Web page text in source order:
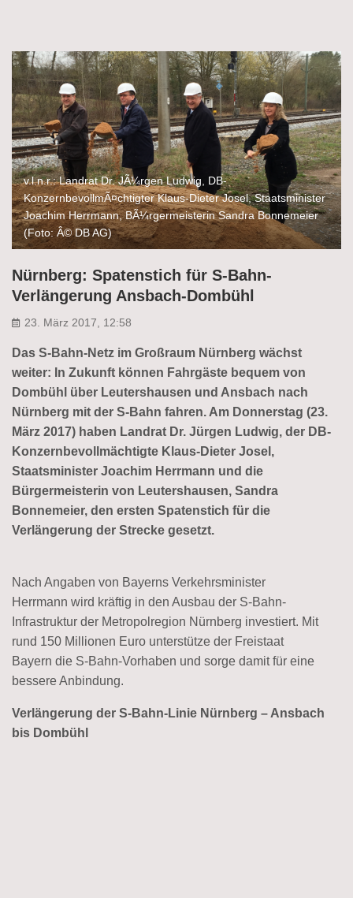
v.l.n.r.: Landrat Dr. JÃ¼rgen Ludwig, DB-
KonzernbevollmÃ¤chtigter Klaus-Dieter Josel, Staatsminister
Joachim Herrmann, BÃ¼rgermeisterin Sandra Bonnemeier
(Foto: Â© DB AG)
Nürnberg: Spatenstich für S-Bahn-
Verlängerung Ansbach-Dombühl
23. März 2017, 12:58
Das S-Bahn-Netz im Großraum Nürnberg wächst
weiter: In Zukunft können Fahrgäste bequem von
Dombühl über Leutershausen und Ansbach nach
Nürnberg mit der S-Bahn fahren. Am Donnerstag (23.
März 2017) haben Landrat Dr. Jürgen Ludwig, der DB-
Konzernbevollmächtigte Klaus-Dieter Josel,
Staatsminister Joachim Herrmann und die
Bürgermeisterin von Leutershausen, Sandra
Bonnemeier, den ersten Spatenstich für die
Verlängerung der Strecke gesetzt.
Nach Angaben von Bayerns Verkehrsminister
Herrmann wird kräftig in den Ausbau der S-Bahn-
Infrastruktur der Metropolregion Nürnberg investiert. Mit
rund 150 Millionen Euro unterstütze der Freistaat
Bayern die S-Bahn-Vorhaben und sorge damit für eine
bessere Anbindung.
Verlängerung der S-Bahn-Linie Nürnberg – Ansbach
bis Dombühl